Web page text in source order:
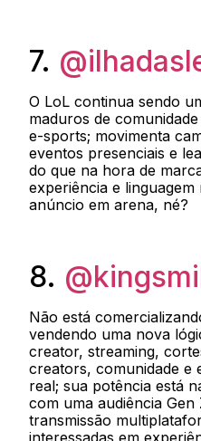
7.
O LoL continua sendo
maduros de
e-sports; movimenta
eventos presenciais e
do que na hora de
experiência e
anúncio em arena, né?
8.
Não está
vendendo uma nova
creator, streaming,
creators, comunidade e
real; sua potência está
com uma audiência
transmissão
interessadas em